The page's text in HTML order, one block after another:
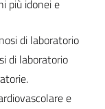
più idonei e
di laboratorio
di laboratorio
e